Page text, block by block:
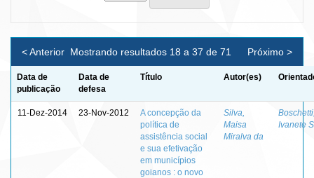
Mostrando resultados 18 a 37 de 71
< Anterior Próximo >
Data de
publicação
Data de
defesa
Título Autor(es)
11-Dez-2014 23-Nov-2012
A concepção da
política de
assistência social
e sua efetivação
em municípios
goianos : o novo
Silva,
Maisa
Miralva da
Ivanete